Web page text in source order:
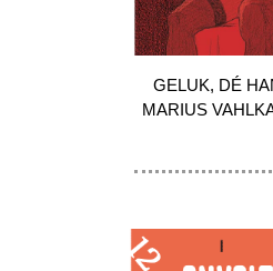
GELUK, DÉ
MARIUS